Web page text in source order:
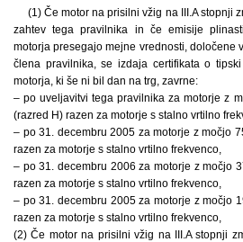
(1) Če motor na prisilni vžig na III.A stopnji
zahtev tega pravilnika in če emisije
motorja presegajo mejne vrednosti, določene
člena pravilnika, se izdaja certifikata o
motorja, ki še ni bil dan na trg, zavrne:
– po uveljavitvi tega pravilnika za motorje z
(razred H) razen za motorje s stalno vrtilno
– po 31. decembru 2005 za motorje z močjo
razen za motorje s stalno vrtilno frekvenco,
– po 31. decembru 2006 za motorje z močjo
razen za motorje s stalno vrtilno frekvenco,
– po 31. decembru 2005 za motorje z močjo
razen za motorje s stalno vrtilno frekvenco,
(2) Če motor na prisilni vžig na III.A stopnji